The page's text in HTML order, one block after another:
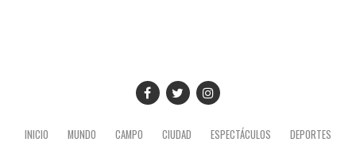
INICIO MUNDO CAMPO CIUDAD ESPECTÁCULOS
DEPORTES